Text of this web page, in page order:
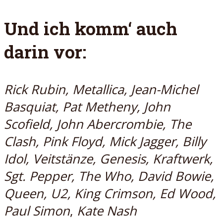
Und ich komm‘ auch
darin vor:
Rick Rubin, Metallica, Jean-Michel
Basquiat, Pat Metheny, John
Scofield, John Abercrombie, The
Clash, Pink Floyd, Mick Jagger, Billy
Idol, Veitstänze, Genesis, Kraftwerk,
Sgt. Pepper, The Who, David Bowie,
Queen, U2, King Crimson, Ed Wood,
Paul Simon, Kate Nash